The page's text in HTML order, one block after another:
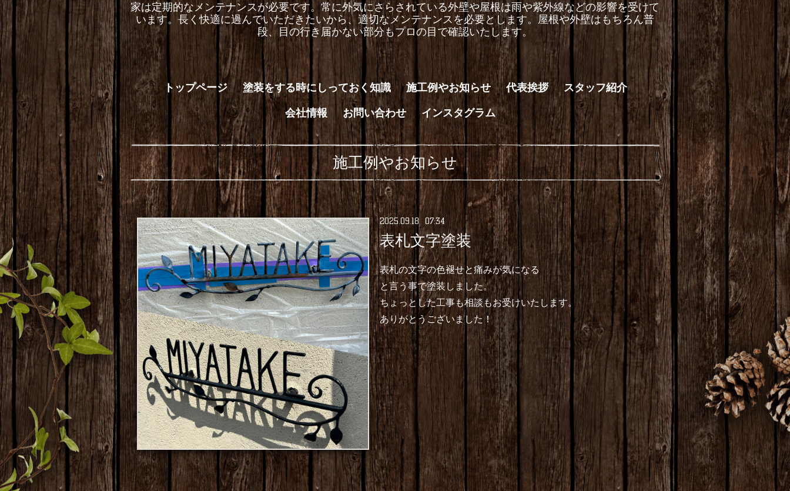
家は定期的なメンテナンスが必要です。常に外気にさらされている外壁や屋根は雨や紫外線などの影響を受けて
います。長く快適に過んでいただきたいから、適切なメンテナンスを必要とします。屋根や外壁はもちろん普
段、目の行き届かない部分もプロの目で確認いたします。
トップページ 塗装をする時にしっておく知識 施工例やお知らせ 代表挨拶
スタッフ紹介
会社情報
お問い合わせ インスタグラム
施工例やお知らせ
2025.09.18 07:34
表札文字塗装
表札の文字の色褪せと痛みが気になる
と言う事で塗装しました。
ちょっとした工事も相談もお受けいたします。
ありがとうございました！